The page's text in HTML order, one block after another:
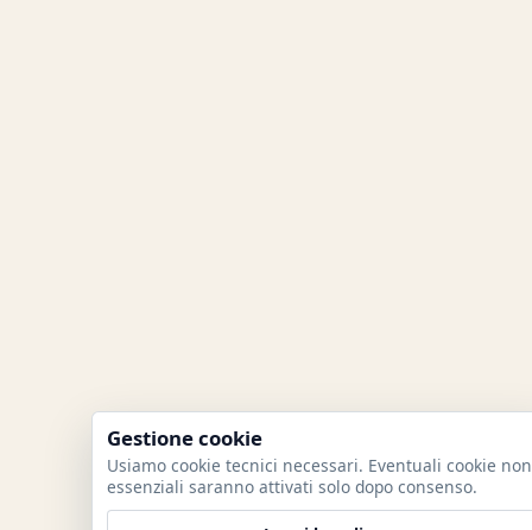
Gestione cookie
Usiamo cookie tecnici necessari. Eventuali cookie non
essenziali saranno attivati solo dopo consenso.